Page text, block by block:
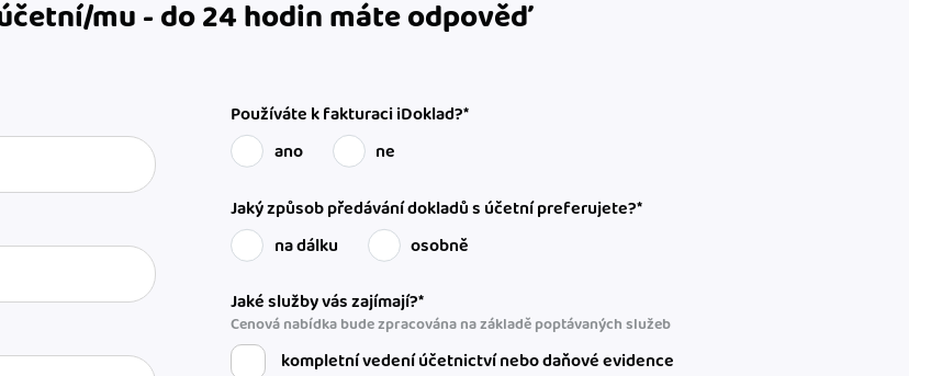
mu - do 24 hodin máte odpověď
Používáte k fakturaci iDoklad?*
ano
ne
Jaký způsob předávání dokladů s účetní preferujete?*
na dálku
osobně
Jaké služby vás zajímají?*
Cenová nabídka bude zpracována na základě poptávaných služeb
kompletní vedení účetnictví nebo daňové evidence